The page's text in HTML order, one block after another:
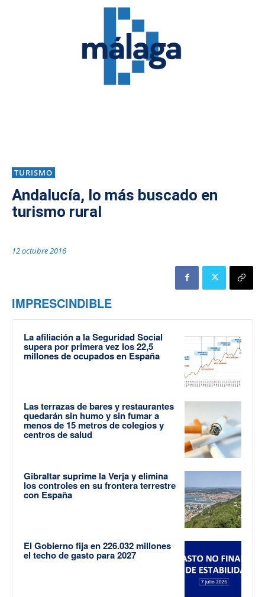
TURISMO
Andalucía, lo más buscado en
turismo rural
12 octubre 2016
IMPRESCINDIBLE
La afiliación a la Seguridad Social
supera por primera vez los 22,5
millones de ocupados en España
Las terrazas de bares y restaurantes
quedarán sin humo y sin fumar a
menos de 15 metros de colegios y
centros de salud
Gibraltar suprime la Verja y elimina
los controles en su frontera terrestre
con España
El Gobierno fija en 226.032 millones
el techo de gasto para 2027